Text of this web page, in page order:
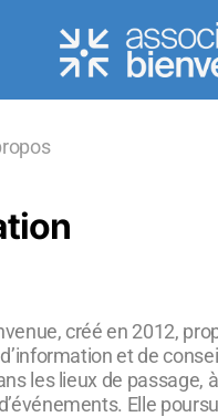
créé en 2012,
et de
les lieux de passage,
Elle